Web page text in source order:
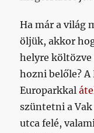
Ha már a világ
öljük, akkor
helyre
hozni belőle?
Europarkkal
szüntetni a
utca felé,